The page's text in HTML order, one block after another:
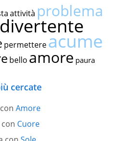
attività problema
divertente
permettereacume
bello amore paura
cercate
Amore
Cuore